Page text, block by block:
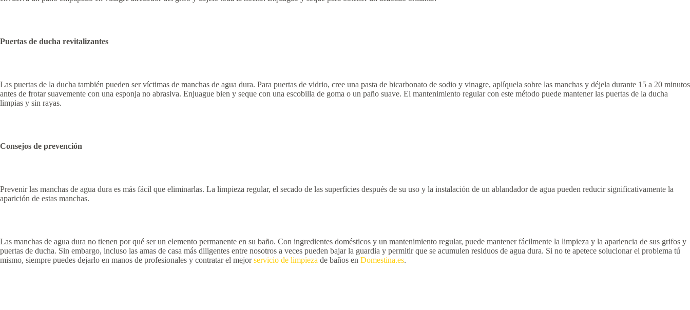
Puertas de ducha revitalizantes
Las puertas de la ducha también pueden ser víctimas de manchas de agua dura. Para puertas de vidrio, cree una pasta de bicarbonato de sodio y vinagre, aplíquela sobre las manchas y déjela durante 15 a 20 minutos
antes de frotar suavemente con una esponja no abrasiva. Enjuague bien y seque con una escobilla de goma o un paño suave. El mantenimiento regular con este método puede mantener las puertas de la ducha
limpias y sin rayas.
Consejos de prevención
Prevenir las manchas de agua dura es más fácil que eliminarlas. La limpieza regular, el secado de las superficies después de su uso y la instalación de un ablandador de agua pueden reducir significativamente la
aparición de estas manchas.
Las manchas de agua dura no tienen por qué ser un elemento permanente en su baño. Con ingredientes domésticos y un mantenimiento regular, puede mantener fácilmente la limpieza y la apariencia de sus grifos y
puertas de ducha. Sin embargo, incluso las amas de casa más diligentes entre nosotros a veces pueden bajar la guardia y permitir que se acumulen residuos de agua dura. Si no te apetece solucionar el problema tú
mismo, siempre puedes dejarlo en manos de profesionales y contratar el mejorservicio de limpieza de baños en Domestina.es.